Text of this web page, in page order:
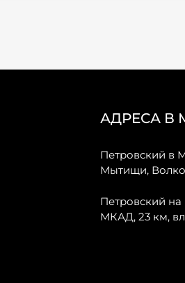
АДРЕСА В
Петровский в
Мытищи,
Петровский
МКАД, 23 км,